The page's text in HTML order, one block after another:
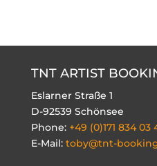
TNT ARTIST
Eslarner Straße 1
D-92539 Schönsee
Phone: +49 (0)171 834 03
E-Mail: toby@tnt-